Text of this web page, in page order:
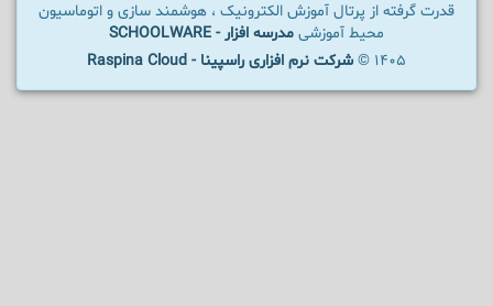
قدرت گرفته از پرتال آموزش الکترونیک ، هوشمند سازی و اتوماسیون
محیط آموزشی مدرسه افزار - SCHOOLWARE
1405 ©
شرکت نرم افزاری راسپینا - Raspina Cloud